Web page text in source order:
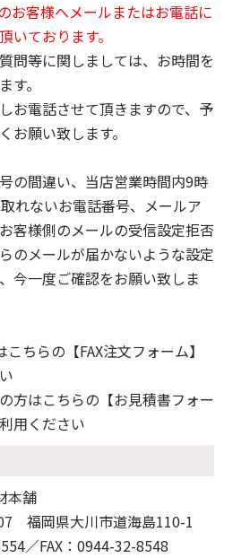
お客様へメールまたはお電話に
いております。
問等に関しましては、お時間を
す。
お電話させて頂きますので、予
お願い致します。
の間違い、当店営業時間内9時
れないお電話番号、メールア
客様側のメールの受信設定拒否
のメールが届かないような設定
今一度ご確認をお願い致しま
こちらの 【FAX注文フォーム】
方はこちらの 【お見積書フォー
用ください
本舗
福岡県大川市道海島110-1
／FAX：0944-32-8548